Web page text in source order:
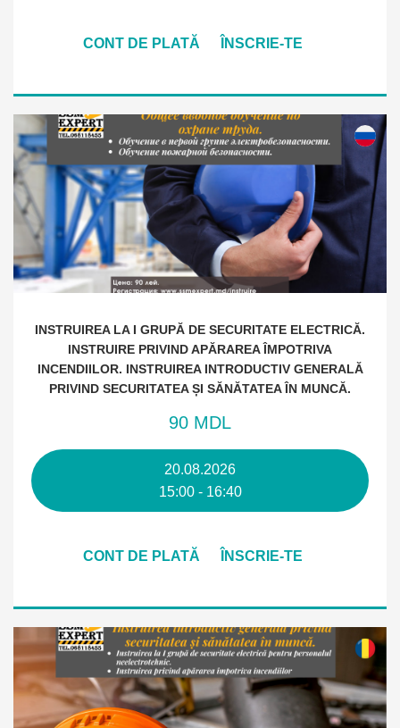
CONT DE PLATĂ ÎNSCRIE-TE
INSTRUIREA LA I GRUPĂ DE SECURITATE ELECTRICĂ.
INSTRUIRE PRIVIND APĂRAREA ÎMPOTRIVA
INCENDIILOR. INSTRUIREA INTRODUCTIV GENERALĂ
PRIVIND SECURITATEA ȘI SĂNĂTATEA ÎN MUNCĂ.
90 MDL
20.08.2026
15:00 - 16:40
CONT DE PLATĂ ÎNSCRIE-TE